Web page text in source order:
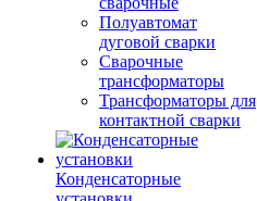
Полуавтомат
дуговой сварки
Сварочные
трансформаторы
Трансформаторы для
контактной сварки
Конденсаторные